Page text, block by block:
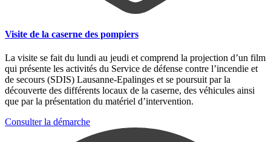
Visite de la caserne des pompiers
La visite se fait du lundi au jeudi et comprend la projection d’un film
qui présente les activités du Service de défense contre l’incendie et
de secours (SDIS) Lausanne-Epalinges et se poursuit par la
découverte des différents locaux de la caserne, des véhicules ainsi
que par la présentation du matériel d’intervention.
Consulter la démarche